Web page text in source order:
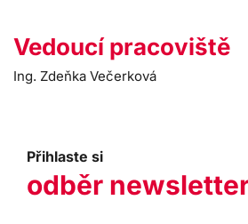
Vedoucí pracoviště
Ing. Zdeňka Večerková
Přihlaste si
odběr